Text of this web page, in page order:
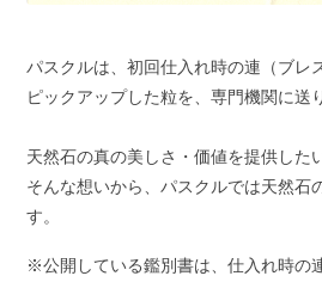
パスクルは、初回仕入れ時の連（ブレ
ピックアップした粒を、専門機関に送
天然石の真の美しさ・価値を提供した
そんな想いから、パスクルでは天然石
す。
※公開している鑑別書は、仕入れ時の